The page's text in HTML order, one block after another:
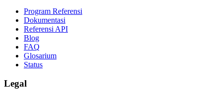
Program Referensi
Dokumentasi
Referensi API
Blog
FAQ
Glosarium
Status
Legal